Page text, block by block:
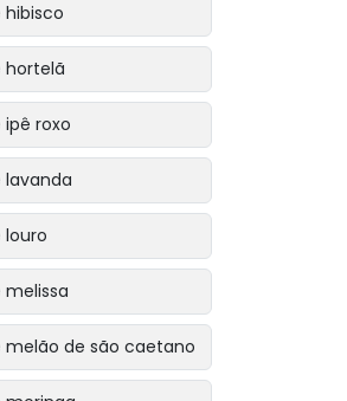
hortelã
roxo
de são caetano